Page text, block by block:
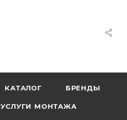
КАТАЛОГ БРЕНДЫ
УСЛУГИ МОНТАЖА